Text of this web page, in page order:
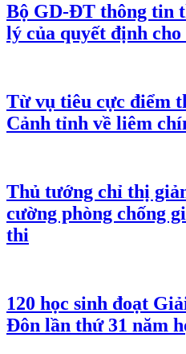
Bộ GD-ĐT thông tin
lý của quyết định
Từ vụ tiêu cực điểm
Cảnh tỉnh về liêm
Thủ tướng chỉ thị
cường phòng chống
thi
120 học sinh đoạt
Đôn lần thứ 31 năm